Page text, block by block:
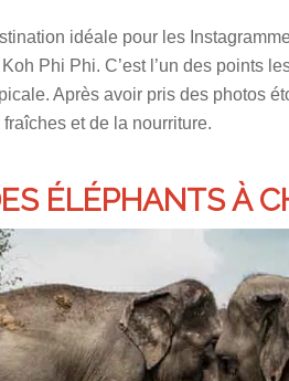
idéale pour les
Phi Phi. C’est l’un des points
Après avoir pris des photos
et de la nourriture.
ÉLÉPHANTS À